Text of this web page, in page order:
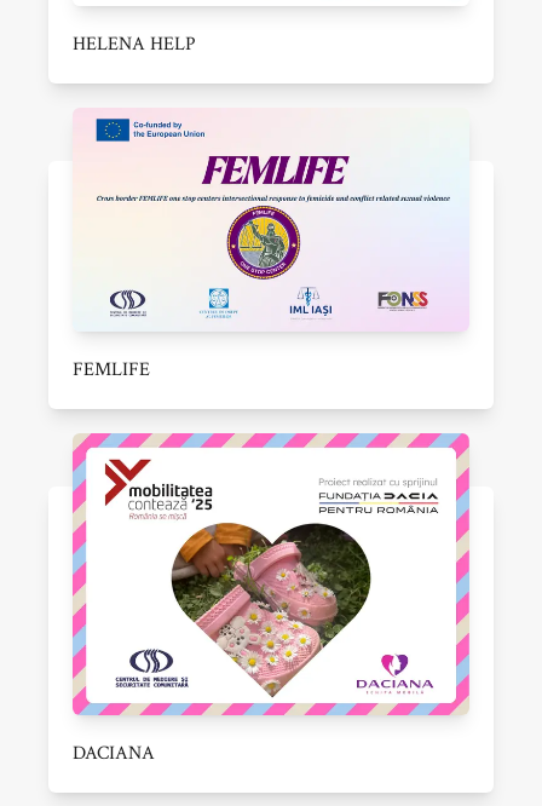
HELENA HELP
FEMLIFE
DACIANA